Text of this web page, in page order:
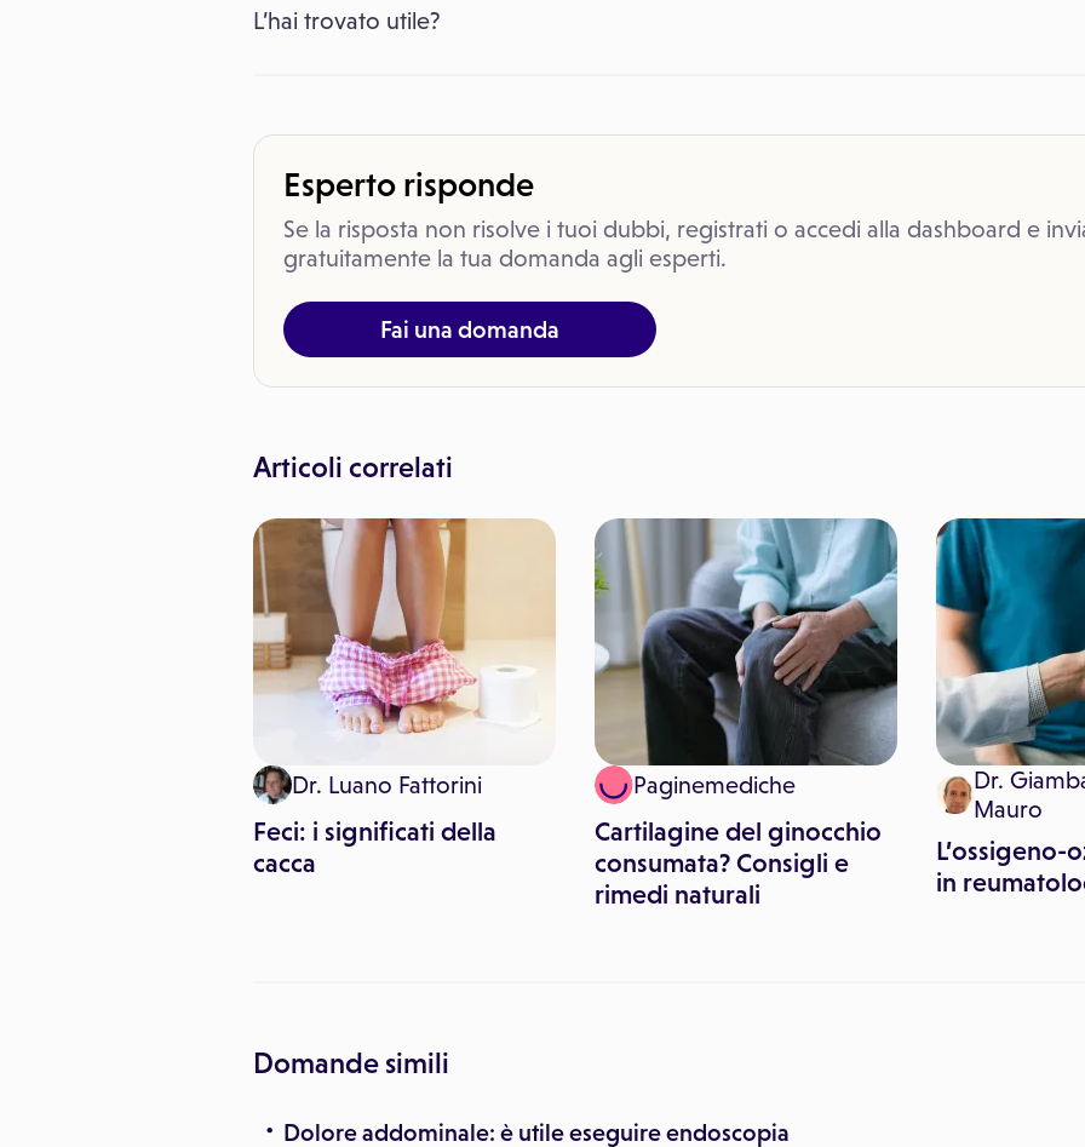
L’hai trovato utile?
Esperto risponde
Se la risposta non risolve i tuoi dubbi, registrati o accedi alla dashboard e
gratuitamente la tua domanda agli esperti.
Fai una domanda
Articoli correlati
Dr. Luano Fattorini
Feci: i significati della
cacca
Paginemediche
Cartilagine del ginocchio
consumata? Consigli e
rimedi naturali
Dr.
Mauro
L’ossigeno-
in
Domande simili
Dolore addominale: è utile eseguire endoscopia